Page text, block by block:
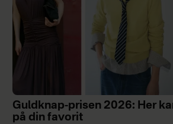
Guldknap-prisen 2026: Her
på din favorit